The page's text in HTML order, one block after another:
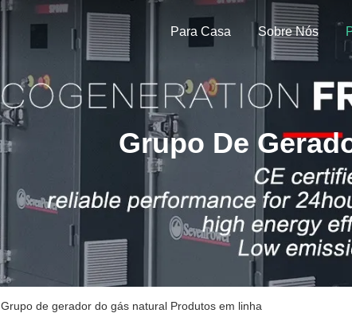
Para Casa Sobre Nós
Grupo De
Grupo de gerador do gás natural Produtos em linha